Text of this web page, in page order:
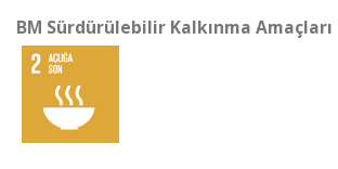
BM Sürdürülebilir Kalkınma Amaçları